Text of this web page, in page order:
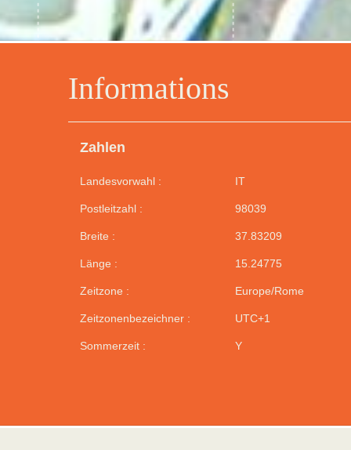
Informations
Zahlen
Landesvorwahl : IT
Postleitzahl : 98039
Breite : 37.83209
Länge : 15.24775
Zeitzone : Europe/Rome
Zeitzonenbezeichner : UTC+1
Sommerzeit : Y